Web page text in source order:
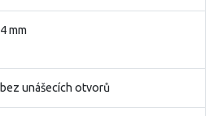
4 mm
bez unášecích otvorů